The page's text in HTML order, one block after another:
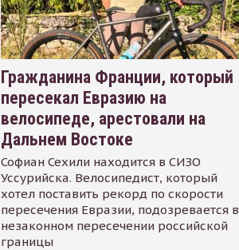
Гражданина Франции, который
пересекал Евразию на
велосипеде, арестовали на
Дальнем Востоке
Софиан Сехили находится в СИЗО
Уссурийска. Велосипедист, который
хотел поставить рекорд по скорости
пересечения Евразии, подозревается в
незаконном пересечении российской
границы